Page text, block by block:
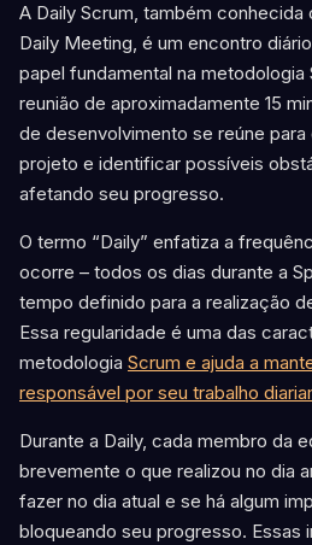
A Daily Scrum, também conhecida
Daily Meeting, é um encontro
papel fundamental na metodologia
reunião de aproximadamente 15
de desenvolvimento se reúne
projeto e identificar possíveis
afetando seu progresso.
O termo “Daily” enfatiza a
ocorre – todos os dias durante a
tempo definido para a realização
Essa regularidade é uma das
metodologia Scrum e ajuda a
responsável por seu trabalho
Durante a Daily, cada membro da
brevemente o que realizou no dia
fazer no dia atual e se há algum
bloqueando seu progresso. Essas